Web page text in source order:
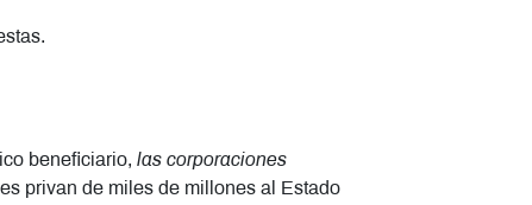
beneficiario, las corporaciones
privan de miles de millones al Estado